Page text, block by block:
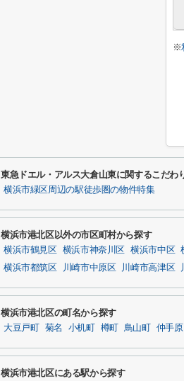
※
東急ドエル・アルス大倉山東に関するこだわ
横浜市緑区周辺の駅徒歩圏の物件特集
横浜市港北区以外の市区町村から探す
横浜市鶴見区 横浜市神奈川区 横浜市中区
横浜市都筑区
川崎市中原区 川崎市高津区
横浜市港北区の町名から探す
大豆戸町 菊名 小机町 樽町 鳥山町 仲手原
横浜市港北区にある駅から探す